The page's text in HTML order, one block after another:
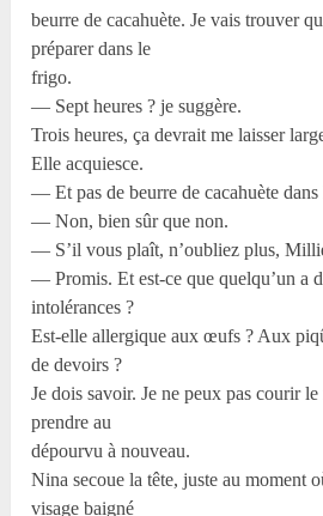
beurre de cacahuète. Je vais trouver
préparer dans le
frigo.
— Sept heures ? je suggère.
Trois heures, ça devrait me laisser
Elle acquiesce.
— Et pas de beurre de cacahuète dans
— Non, bien sûr que non.
— S’il vous plaît, n’oubliez plus,
— Promis. Et est-ce que quelqu’un a
intolérances ?
Est-elle allergique aux œufs ? Aux
de devoirs ?
Je dois savoir. Je ne peux pas courir
prendre au
dépourvu à nouveau.
Nina secoue la tête, juste au moment
visage baigné